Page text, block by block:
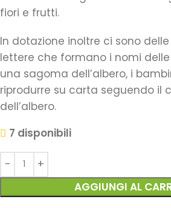
fiori e frutti.
In dotazione inoltre ci sono
lettere che formano i nomi
una sagoma dell’albero, i
riprodurre su carta seguendo il
dell’albero.
7 disponibili
AGGIUNGI AL